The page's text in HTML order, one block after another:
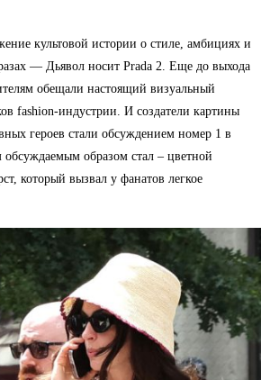
культовой истории о стиле, амбициях и
— Дьявол носит Prada 2. Еще до выхода
обещали настоящий визуальный
fashion-индустрии. И создатели картины
героев стали обсуждением номер 1 в
образом стал – цветной
который вызвал у фанатов легкое